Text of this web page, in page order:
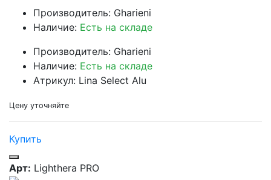
Производитель: Gharieni
Наличие: Есть на складе
Производитель: Gharieni
Наличие: Есть на складе
Атрикул: Lina Select Alu
Цену уточняйте
Купить
Арт: Lighthera PRO